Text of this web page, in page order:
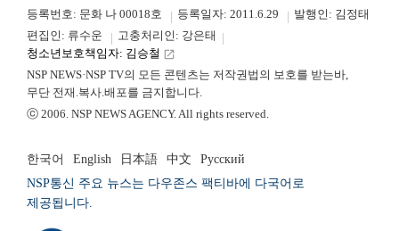
등록번호: 문화 나 00018호
등록일자: 2011.6.29
발행인: 김정태
편집인: 류수운
고충처리인: 강은태
청소년보호책임자: 김승철 launch
NSP NEWS·NSP TV의 모든 콘텐츠는 저작권법의 보호를 받는바,
무단 전재.복사.배포를 금지합니다.
ⓒ 2006. NSP NEWS AGENCY. All rights reserved.
한국어 English 日本語 中文
Русский
NSP통신 주요 뉴스는 다우존스 팩티바에 다국어로
제공됩니다.